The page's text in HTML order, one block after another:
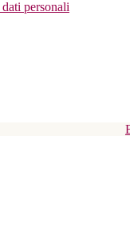
personali